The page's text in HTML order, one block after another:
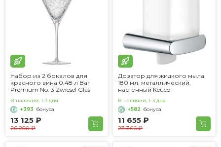
Набор из 2 бокалов для
красного вина 0,48 л Bar
Premium No. 3 Zwiesel Glas
13 125 ₽
26 250 ₽
В наличии, 1-3 дня
+393 бонуса
Дозатор для жидкого мыла
180 мл, металлический,
настенный Keuco
11 655 ₽
23 366 ₽
В наличии, 1-3 дня
+582 бонуса